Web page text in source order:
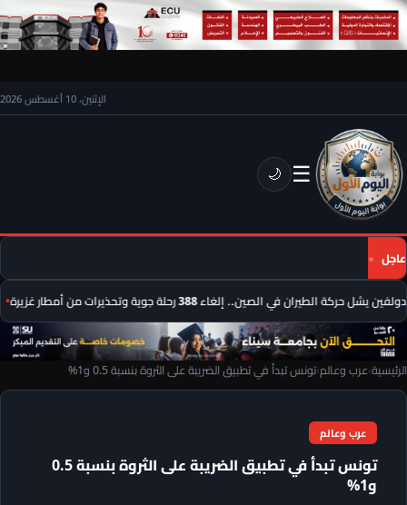
الإثنين، 10 أغسطس 2026
☰
🌙
عاجل
حركة الطيران في الصين.. إلغاء 388 رحلة جوية وتحذيرات من أمطار غزيرة
الرئيسية›عرب وعالم›تونس تبدأ في تطبيق الضريبة على الثروة بنسبة 0.5 و1%
عرب وعالم
تونس تبدأ في تطبيق الضريبة على الثروة بنسبة 0.5
و1%